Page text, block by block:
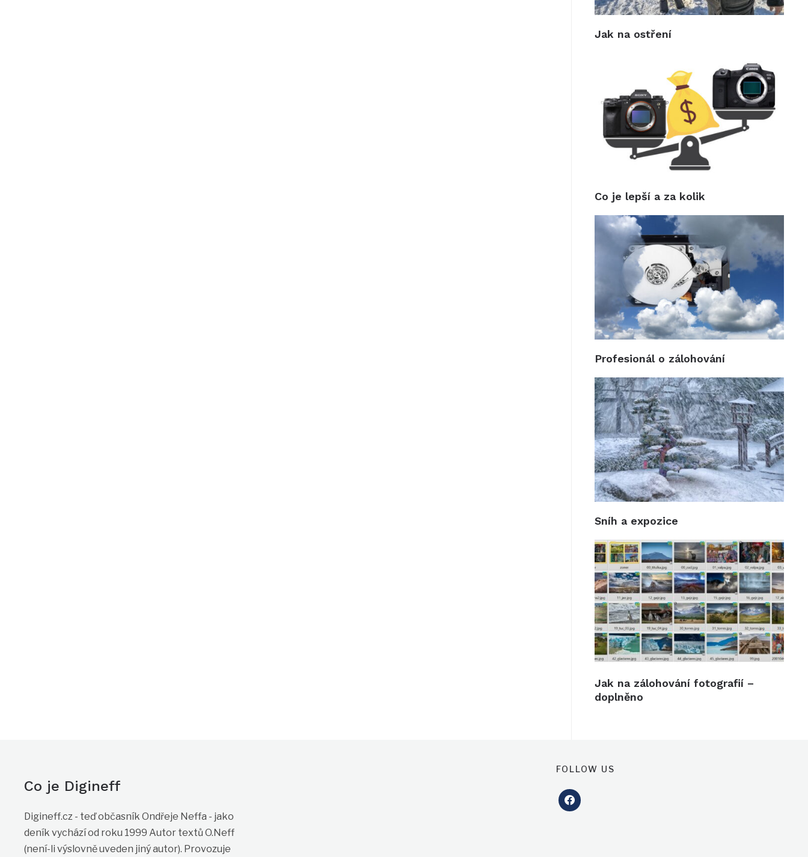
Jak na ostření
Co je lepší a za kolik
Profesionál o zálohování
Sníh a expozice
Jak na zálohování fotografií –
doplněno
Co je Digineff
Digineff.cz - teď občasník Ondřeje Neffa - jako
deník vychází od roku 1999 Autor textů O.Neff
(není-li výslovně uveden jiný autor). Provozuje
FOLLOW US
facebook